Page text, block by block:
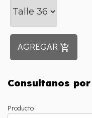
AGREGAR add_shopping_cart
Consultanos
Producto